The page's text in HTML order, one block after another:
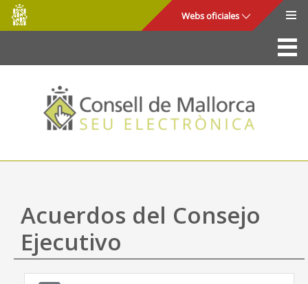
Saltar al contenido principal
Consell
de
Mallorca
Webs oficiales
La Sede
Consejo de Mallorca
Acceso y seguridad
Utilidades
Mapa web
Ayuda
Acuerdos del Consejo
Ejecutivo